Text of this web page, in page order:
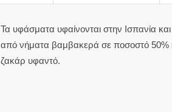
Τα υφάσματα υφαίνονται στην Ισπανία
από νήματα βαμβακερά σε ποσοστό 50%
ζακάρ υφαντό.